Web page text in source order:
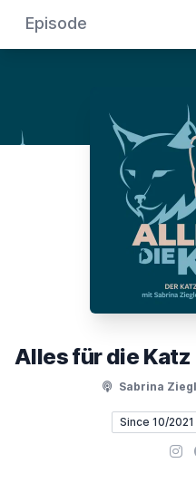
Episode
Sabrina
Since 10/2021